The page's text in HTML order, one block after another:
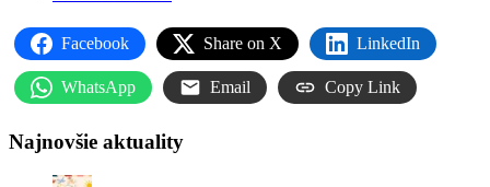
Facebook Share on X LinkedIn
WhatsApp Email Copy Link
Najnovšie aktuality